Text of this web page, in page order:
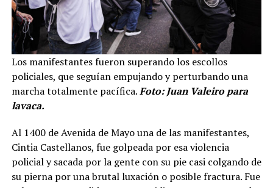
Los manifestantes fueron superando los escollos
policiales, que seguían empujando y perturbando una
marcha totalmente pacífica.Foto: Juan Valeiro para
lavaca.
Al 1400 de Avenida de Mayo una de las manifestantes,
Cintia Castellanos, fue golpeada por esa violencia
policial y sacada por la gente con su pie casi colgando de
su pierna por una brutal luxación o posible fractura. Fue